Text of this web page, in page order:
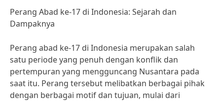
Perang Abad ke-17 di Indonesia: Sejarah dan
Dampaknya
Perang abad ke-17 di Indonesia merupakan salah
satu periode yang penuh dengan konflik dan
pertempuran yang mengguncang Nusantara pada
saat itu. Perang tersebut melibatkan berbagai pihak
dengan berbagai motif dan tujuan, mulai dari